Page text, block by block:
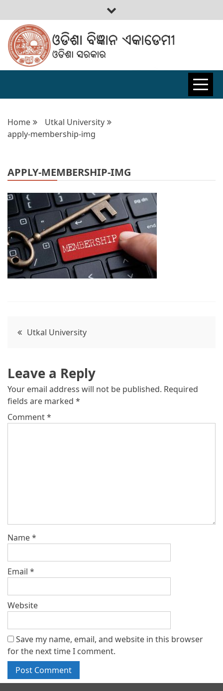
ODISHA
BIGYAN
ACADEMY
Home
Utkal University
apply-membership-img
APPLY-MEMBERSHIP-IMG
Post
Utkal University
Leave a Reply
Your email address will not be published. Required
fields are marked *
Comment*
Name*
Email *
Website
Save my name, email, and website in this browser
for the next time I comment.